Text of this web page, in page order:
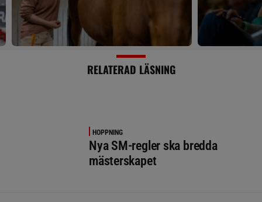
RELATERAD LÄSNING
HOPPNING
Nya SM-regler ska bredda
mästerskapet